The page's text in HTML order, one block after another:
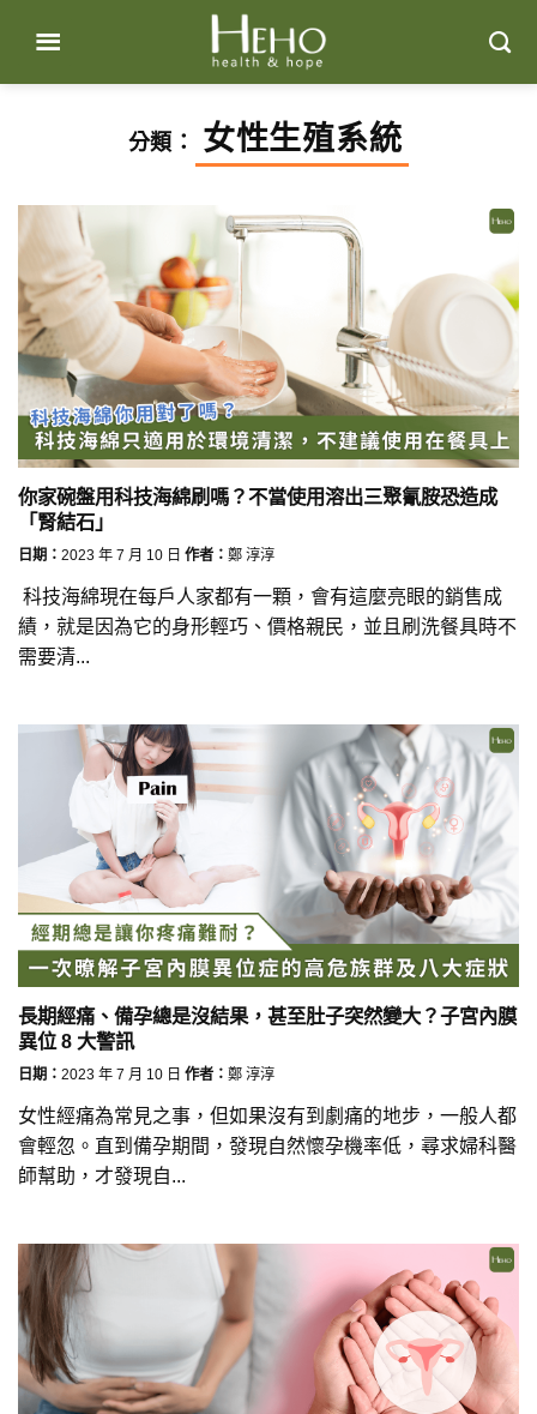
content
分類： 女性生殖系統
你家碗盤用科技海綿刷嗎？不當使用溶出三聚氰胺恐造成
「腎結石」
日期： 2023 年 7 月 10 日 作者： 鄭 淳淳
科技海綿現在每戶人家都有一顆，會有這麼亮眼的銷售成
績，就是因為它的身形輕巧、價格親民，並且刷洗餐具時不
需要清...
長期經痛、備孕總是沒結果，甚至肚子突然變大？子宮內膜
異位 8 大警訊
日期： 2023 年 7 月 10 日 作者： 鄭 淳淳
女性經痛為常見之事，但如果沒有到劇痛的地步，一般人都
會輕忽。直到備孕期間，發現自然懷孕機率低，尋求婦科醫
師幫助，才發現自...